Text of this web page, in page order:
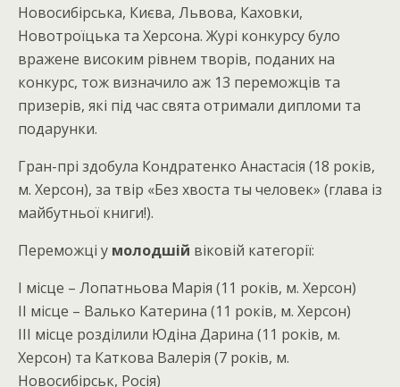
Новосибірська, Києва, Львова, Каховки,
Новотроїцька та Херсона. Журі конкурсу було
вражене високим рівнем творів, поданих на
конкурс, тож визначило аж 13 переможців та
призерів, які під час свята отримали дипломи та
подарунки.
Гран-прі здобула Кондратенко Анастасія (18 років,
м. Херсон), за твір «Без хвоста ты человек» (глава із
майбутньої книги!).
Переможці у молодшій віковій категорії:
І місце – Лопатньова Марія (11 років, м. Херсон)
ІІ місце – Валько Катерина (11 років, м. Херсон)
ІІІ місце розділили Юдіна Дарина (11 років, м.
Херсон) та Каткова Валерія (7 років, м.
Новосибірськ, Росія)